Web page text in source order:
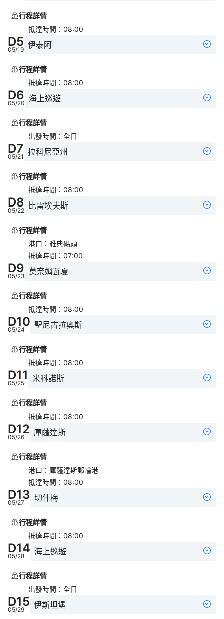
行程詳情
抵達時間 ： 08:00
D5
05/19 伊泰阿
行程詳情
抵達時間 ： 08:00
D6
05/20 海上巡遊
行程詳情
出發時間 ： 全日
D7
05/21 拉科尼亞州
行程詳情
抵達時間 ： 08:00
D8
05/22 比雷埃夫斯
行程詳情
港口 ： 雅典碼頭
抵達時間 ： 07:00
D9
05/23 莫奈姆瓦夏
行程詳情
抵達時間 ： 08:00
D10
05/24 聖尼古拉奧斯
行程詳情
抵達時間 ： 08:00
D11
05/25 米科諾斯
行程詳情
抵達時間 ： 08:00
D12
05/26 庫薩達斯
行程詳情
港口 ： 庫薩達斯郵輪港
抵達時間 ： 08:00
D13
05/27 切什梅
行程詳情
抵達時間 ： 08:00
D14
05/28 海上巡遊
行程詳情
出發時間 ： 全日
D15
05/29 伊斯坦堡